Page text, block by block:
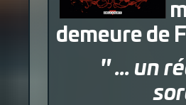
demeure de
" ... un